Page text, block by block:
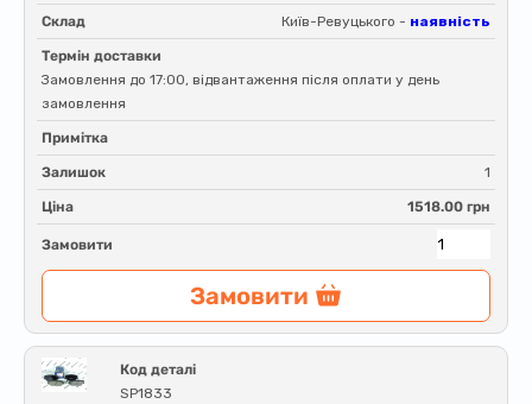
Склад Київ-Ревуцького - наявність
Термін доставки
Замовлення до 17:00, відвантаження після оплати у день
замовлення
Примітка
Залишок 1
Ціна 1518.00 грн
Замовити
Замовити
Код деталі
SP1833